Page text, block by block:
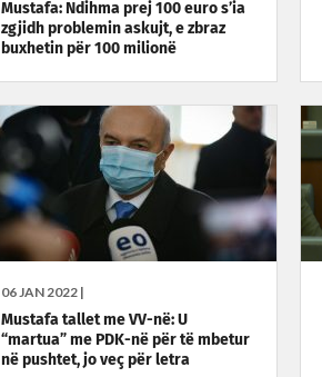
Mustafa: Ndihma prej 100 euro s’ia
zgjidh problemin askujt, e zbraz
buxhetin për 100 milionë
06 JAN 2022 |
Mustafa tallet me VV-në: U
“martua” me PDK-në për të mbetur
në pushtet, jo veç për letra